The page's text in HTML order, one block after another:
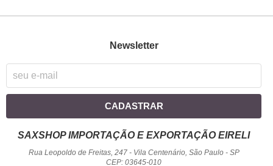
Newsletter
CADASTRAR
SAXSHOP IMPORTAÇÃO E EXPORTAÇÃO EIRELI
Rua Leopoldo de Freitas, 247- Vila Centenário, São Paulo- SP
CEP: 03645-010